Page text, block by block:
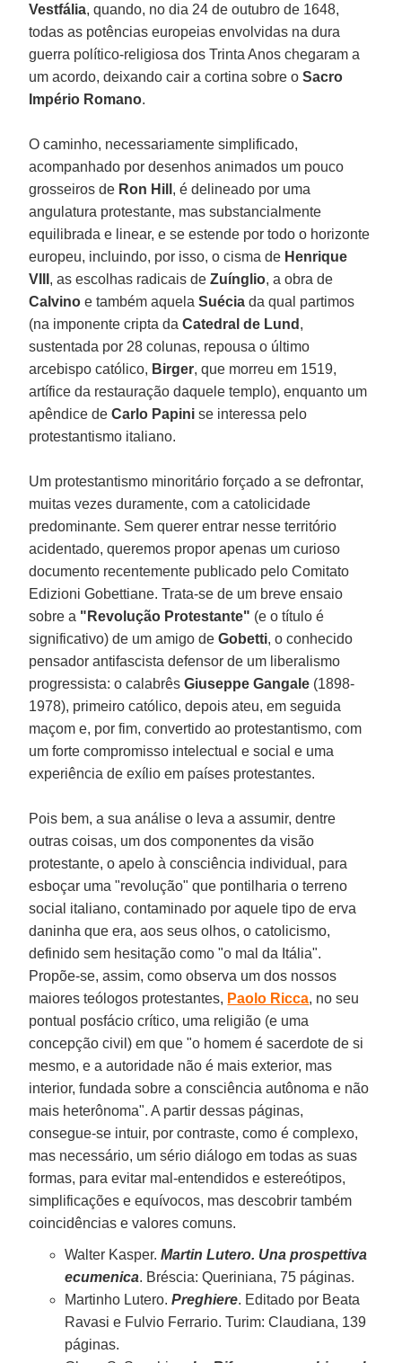
Vestfália, quando, no dia 24 de outubro de 1648,
todas as potências europeias envolvidas na dura
guerra político-religiosa dos Trinta Anos chegaram a
um acordo, deixando cair a cortina sobre oSacro
Império Romano.
O caminho, necessariamente simplificado,
acompanhado por desenhos animados um pouco
grosseiros de Ron Hill , é delineado por uma
angulatura protestante, mas substancialmente
equilibrada e linear, e se estende por todo o horizonte
europeu, incluindo, por isso, o cisma de Henrique
VIII , as escolhas radicais deZuínglio, a obra de
Calvino e também aquelaSuécia da qual partimos
(na imponente cripta daCatedral de Lund ,
sustentada por 28 colunas, repousa o último
arcebispo católico, Birger, que morreu em 1519,
artífice da restauração daquele templo), enquanto um
apêndice deCarlo Papini se interessa pelo
protestantismo italiano.
Um protestantismo minoritário forçado a se defrontar,
muitas vezes duramente, com a catolicidade
predominante. Sem querer entrar nesse território
acidentado, queremos propor apenas um curioso
documento recentemente publicado pelo Comitato
Edizioni Gobettiane. Trata-se de um breve ensaio
sobre a "Revolução Protestante" (e o título é
significativo) de um amigo deGobetti, o conhecido
pensador antifascista defensor de um liberalismo
progressista: o calabrêsGiuseppe Gangale (1898-
1978), primeiro católico, depois ateu, em seguida
maçom e, por fim, convertido ao protestantismo, com
um forte compromisso intelectual e social e uma
experiência de exílio em países protestantes.
Pois bem, a sua análise o leva a assumir, dentre
outras coisas, um dos componentes da visão
protestante, o apelo à consciência individual, para
esboçar uma "revolução" que pontilharia o terreno
social italiano, contaminado por aquele tipo de erva
daninha que era, aos seus olhos, o catolicismo,
definido sem hesitação como "o mal da Itália".
Propõe-se, assim, como observa um dos nossos
maiores teólogos protestantes, Paolo Ricca, no seu
pontual posfácio crítico, uma religião (e uma
concepção civil) em que "o homem é sacerdote de si
mesmo, e a autoridade não é mais exterior, mas
interior, fundada sobre a consciência autônoma e não
mais heterônoma". A partir dessas páginas,
consegue-se intuir, por contraste, como é complexo,
mas necessário, um sério diálogo em todas as suas
formas, para evitar mal-entendidos e estereótipos,
simplificações e equívocos, mas descobrir também
coincidências e valores comuns.
Walter Kasper.Martin Lutero. Una prospettiva
ecumenica. Bréscia: Queriniana, 75 páginas.
Martinho Lutero.Preghiere. Editado por Beata
Ravasi e Fulvio Ferrario. Turim: Claudiana, 139
páginas.